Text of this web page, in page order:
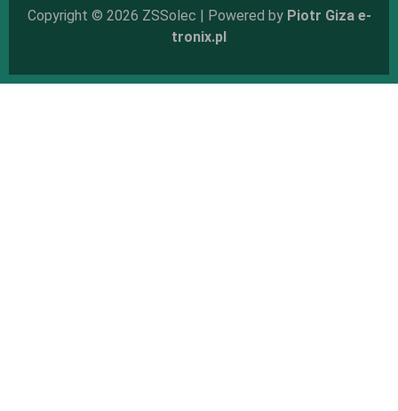
Copyright © 2026 ZSSolec | Powered by Piotr Giza e-
tronix.pl